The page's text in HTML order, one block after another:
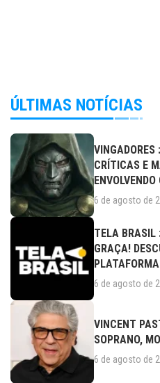
ÚLTIMAS NOTÍCIAS
CRÍTICAS E
6 de agosto de
TELA BRASIL
GRAÇA!
6 de agosto de
VINCENT
SOPRANO,
6 de agosto de